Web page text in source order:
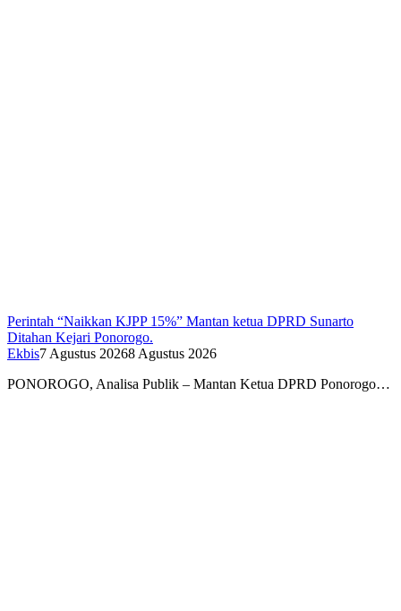
Perintah “Naikkan KJPP 15%” Mantan ketua DPRD Sunarto
Ditahan Kejari Ponorogo.
Ekbis7 Agustus 20268 Agustus 2026
PONOROGO, Analisa Publik – Mantan Ketua DPRD Ponorogo…